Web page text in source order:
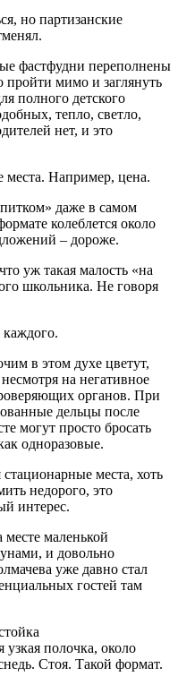
но партизанские
фастфудни переполнены
пройти мимо и заглянуть
полного детского
тепло, светло,
нет, и это
места. Например, цена.
даже в самом
колеблется около
– дороже.
уж такая малость «на
школьника. Не говоря
в этом духе цветут,
на негативное
органов. При
дельцы после
могут просто бросать
одноразовые.
места, хоть
недорого, это
интерес.
месте маленькой
и довольно
уже давно стал
гостей там
узкая полочка, около
Стоя. Такой формат.